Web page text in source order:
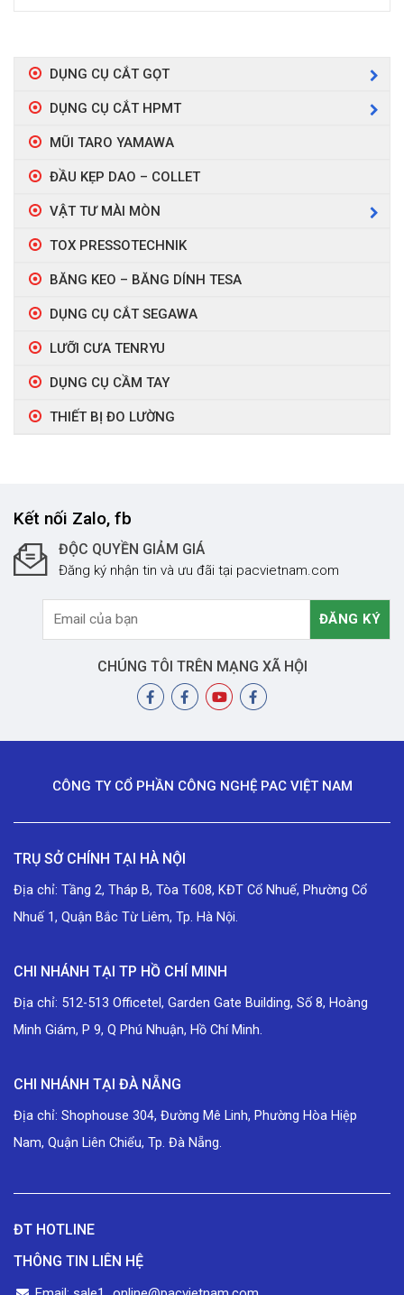
DỤNG CỤ CẮT GỌT
DỤNG CỤ CẮT HPMT
MŨI TARO YAMAWA
ĐẦU KẸP DAO – COLLET
VẬT TƯ MÀI MÒN
TOX PRESSOTECHNIK
BĂNG KEO – BĂNG DÍNH TESA
DỤNG CỤ CẮT SEGAWA
LƯỠI CƯA TENRYU
DỤNG CỤ CẦM TAY
THIẾT BỊ ĐO LƯỜNG
Kết nối Zalo, fb
ĐỘC QUYỀN GIẢM GIÁ
Đăng ký nhận tin và ưu đãi tại pacvietnam.com
CHÚNG TÔI TRÊN MẠNG XÃ HỘI
CÔNG TY CỔ PHẦN CÔNG NGHỆ PAC VIỆT NAM
TRỤ SỞ CHÍNH TẠI HÀ NỘI
Địa chỉ: Tầng 2, Tháp B, Tòa T608, KĐT Cổ Nhuế, Phường Cổ
Nhuế 1, Quận Bắc Từ Liêm, Tp. Hà Nội.
CHI NHÁNH TẠI TP HỒ CHÍ MINH
Địa chỉ: 512-513 Officetel, Garden Gate Building, Số 8, Hoàng
Minh Giám, P 9, Q Phú Nhuận, Hồ Chí Minh.
CHI NHÁNH TẠI ĐÀ NẴNG
Địa chỉ: Shophouse 304, Đường Mê Linh, Phường Hòa Hiệp
Nam, Quận Liên Chiểu, Tp. Đà Nẵng.
ĐT HOTLINE
THÔNG TIN LIÊN HỆ